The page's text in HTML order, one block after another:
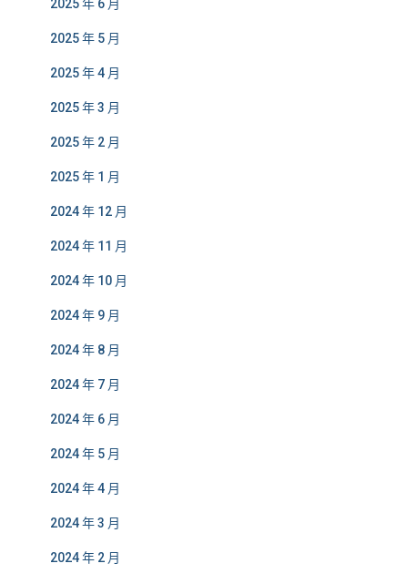
2025 年 6 月
2025 年 5 月
2025 年 4 月
2025 年 3 月
2025 年 2 月
2025 年 1 月
2024 年 12 月
2024 年 11 月
2024 年 10 月
2024 年 9 月
2024 年 8 月
2024 年 7 月
2024 年 6 月
2024 年 5 月
2024 年 4 月
2024 年 3 月
2024 年 2 月